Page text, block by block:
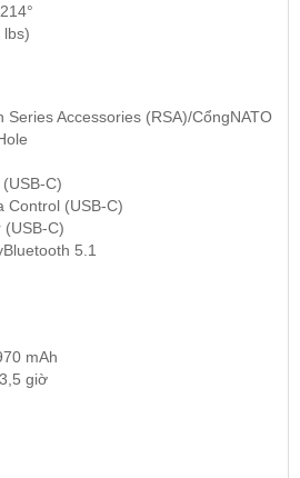
lbs)
Series Accessories (RSA)/CổngNATO
C)
Control (USB-C)
C)
Bluetooth 5.1
mAh
3,5 giờ